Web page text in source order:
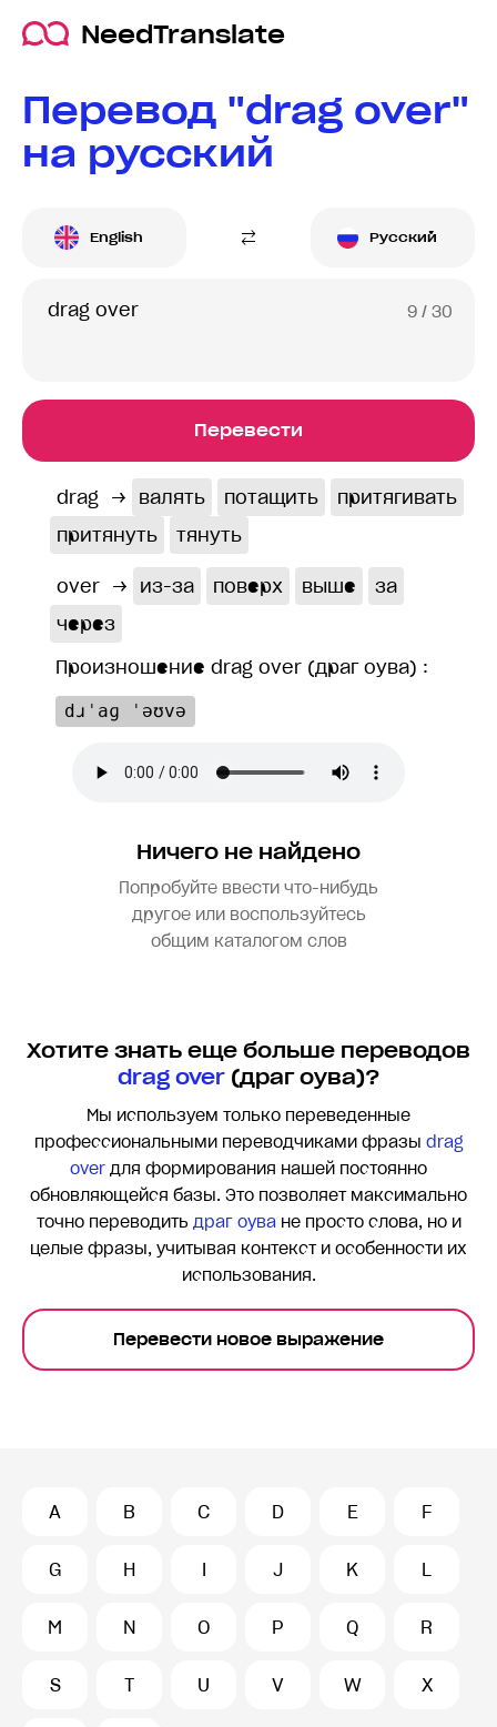
NeedTranslate
Перевод "drag over"
на русский
English Русский
9 / 30
Перевести
drag → валять потащить
притягивать
притянуть
тянуть
over → из-за поверх выше
за
через
Произношение drag over (драг оува) :
dɹˈaɡ ˈəʊvə
Ничего не найдено
Попробуйте ввести что-нибудь
другое или воспользуйтесь
общим каталогом слов
Хотите знать еще больше переводов
drag over(драг оува)?
Мы используем только переведенные
профессиональными переводчиками фразы drag
over для формирования нашей постоянно
обновляющейся базы. Это позволяет максимально
точно переводить драг оуване просто слова, но и
целые фразы, учитывая контекст и особенности их
использования.
Перевести новое выражение
A B C D E F
G H I J K L
M N O P Q R
S T U V W X